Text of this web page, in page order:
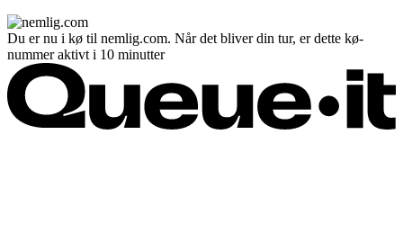
Du er nu i kø til nemlig.com. Når det bliver din tur, er dette kø-
nummer aktivt i 10 minutter